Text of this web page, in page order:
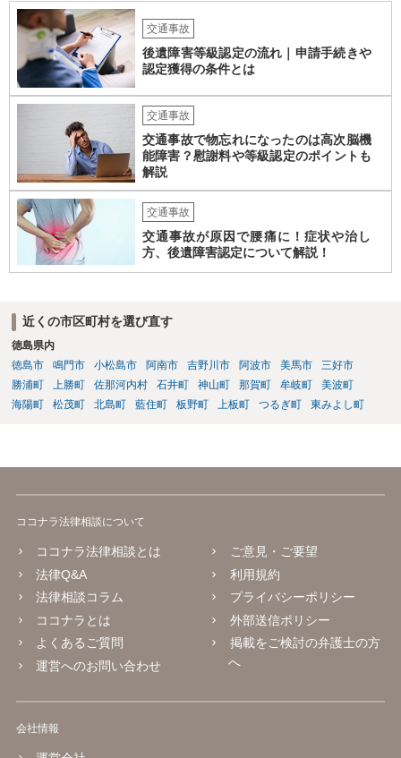
合によっては交渉を任せた方がいいかもしれません。
交通事故
後遺障害等級認定の流れ｜申請手続きや
認定獲得の条件とは
交通事故
交通事故で物忘れになったのは高次脳機
能障害？慰謝料や等級認定のポイントも
解説
交通事故
交通事故が原因で腰痛に！症状や治し
方、後遺障害認定について解説！
近くの市区町村を選び直す
徳島県内
徳島市
鳴門市 小松島市 阿南市 吉野川市 阿波市 美馬市
三好市
勝浦町
上勝町 佐那河内村 石井町 神山町 那賀町 牟岐町
美波町
海陽町
松茂町 北島町 藍住町 板野町 上板町 つるぎ町 東みよし町
ココナラ法律相談について
ココナラ法律相談とは
法律Q&A
法律相談コラム
ココナラとは
よくあるご質問
運営へのお問い合わせ
ご意見・ご要望
利用規約
プライバシーポリシー
外部送信ポリシー
掲載をご検討の弁護士の方
へ
会社情報